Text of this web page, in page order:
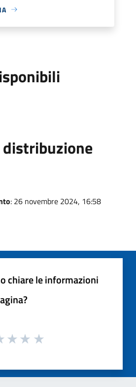
distribuzione
: 26 novembre 2024, 16:58
chiare le informazioni